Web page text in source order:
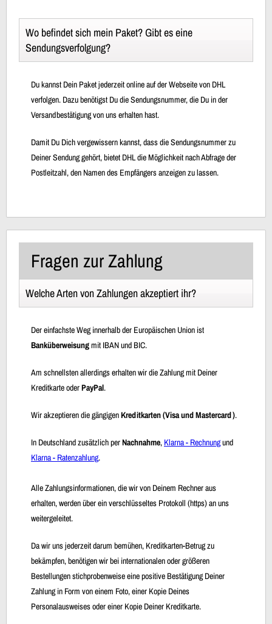
Wo befindet sich mein Paket? Gibt es eine
Sendungsverfolgung?
Du kannst Dein Paket jederzeit online auf der Webseite von DHL
verfolgen. Dazu benötigst Du die Sendungsnummer, die Du in der
Versandbestätigung von uns erhalten hast.
Damit Du Dich vergewissern kannst, dass die Sendungsnummer zu
Deiner Sendung gehört, bietet DHL die Möglichkeit nach Abfrage der
Postleitzahl, den Namen des Empfängers anzeigen zu lassen.
Fragen zur Zahlung
Welche Arten von Zahlungen akzeptiert ihr?
Der einfachste Weg innerhalb der Europäischen Union ist
Banküberweisungmit IBAN und BIC.
Am schnellsten allerdings erhalten wir die Zahlung mit Deiner
Kreditkarte oderPayPal.
Wir akzeptieren die gängigenKreditkarten (Visa und Mastercard).
In Deutschland zusätzlich perNachnahme, Klarna - Rechnungund
Klarna - Ratenzahlung.
Alle Zahlungsinformationen, die wir von Deinem Rechner aus
erhalten, werden über ein verschlüsseltes Protokoll (https) an uns
weitergeleitet.
Da wir uns jederzeit darum bemühen, Kreditkarten-Betrug zu
bekämpfen, benötigen wir bei internationalen oder größeren
Bestellungen stichprobenweise eine positive Bestätigung Deiner
Zahlung in Form von einem Foto, einer Kopie Deines
Personalausweises oder einer Kopie Deiner Kreditkarte.